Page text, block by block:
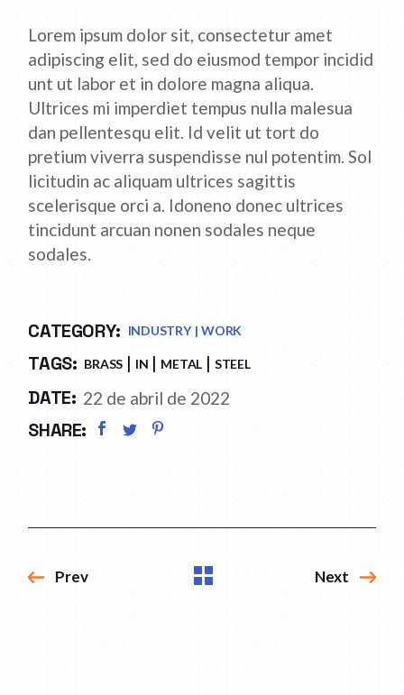
Lorem ipsum dolor sit, consectetur amet
adipiscing elit, sed do eiusmod tempor incidid
unt ut labor et in dolore magna aliqua.
Ultrices mi imperdiet tempus nulla malesua
dan pellentesqu elit. Id velit ut tort do
pretium viverra suspendisse nul potentim. Sol
licitudin ac aliquam ultrices sagittis
scelerisque orci a. Idoneno donec ultrices
tincidunt arcuan nonen sodales neque
sodales.
CATEGORY: INDUSTRY WORK
TAGS: BRASS IN METAL STEEL
DATE: 22 de abril de 2022
SHARE:
Prev Next